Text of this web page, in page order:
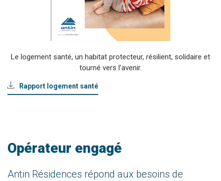
Le logement santé, un habitat protecteur, résilient, solidaire et
tourné vers l’avenir.
Rapport logement santé
Opérateur engagé
Antin Résidences répond aux besoins de